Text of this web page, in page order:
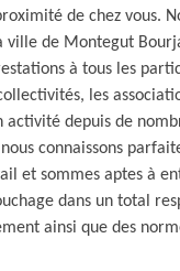
de chez vous.
ville de Montegut
à tous les
les
activité depuis de
connaissons
et sommes aptes à
dans un total
ainsi que des